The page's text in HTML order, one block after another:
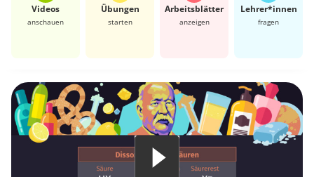
Videos
anschauen
Übungen
starten
Arbeits­blätter
anzeigen
Lehrer*​innen
fragen